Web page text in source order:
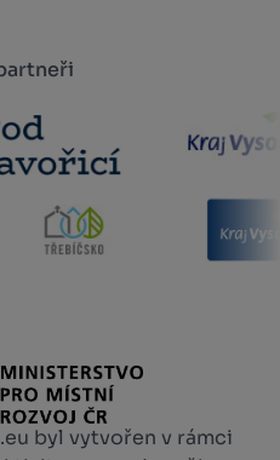
byl vytvořen v rámci